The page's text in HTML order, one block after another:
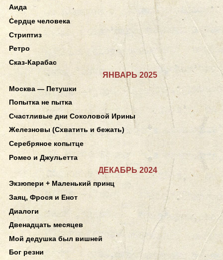
Аида
Сердце человека
Стриптиз
Ретро
Сказ-Карабас
ЯНВАРЬ 2025
Москва — Петушки
Попытка не пытка
Счастливые дни Соколовой Ирины
Железновы (Схватить и бежать)
Серебряное копытце
Ромео и Джульетта
ДЕКАБРЬ 2024
Экзюпери + Маленький принц
Заяц, Фрося и Енот
Диалоги
Двенадцать месяцев
Мой дедушка был вишней
Бог резни